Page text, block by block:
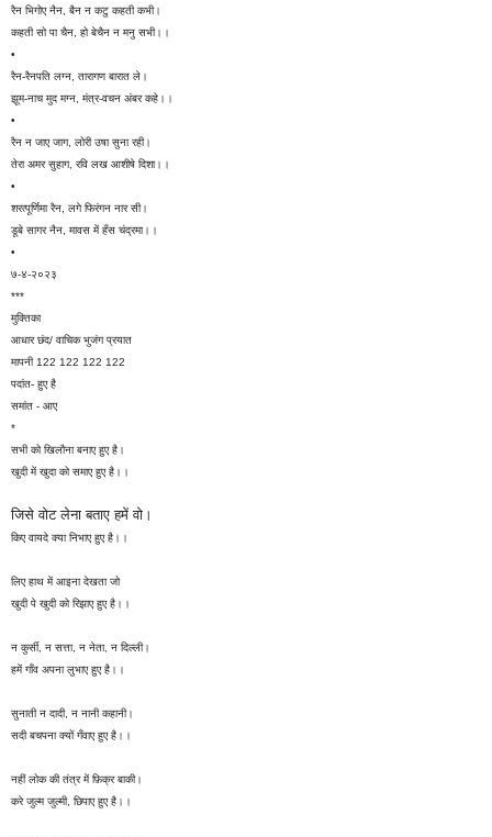
रैन भिगोए नैन, बैन न कटु कहती कभी।
कहती सो पा चैन, हो बेचैन न मनु सभी।।
•
रैन-रैनपति लग्न, तारागण बारात ले।
झूम-नाच मुद मग्न, मंत्र-वचन अंबर कहे।।
•
रैन न जाए जाग, लोरी उषा सुना रही।
तेरा अमर सुहाग, रवि लख आशीषे दिशा।।
•
शरत्पूर्णिमा रैन, लगे फिरंगन नार सी।
डूबे सागर नैन, मावस में हँस चंद्रमा।।
•
७-४-२०२३
***
मुक्तिका
आधार छंद/ वाचिक भुजंग प्रयात
मापनी 122 122 122 122
पदांत- हुए है
समांत - आए
*
सभी को खिलौना बनाए हुए है।
खुदी में खुदा को समाए हुए है।।
जिसे वोट लेना बताए हमें वो।
किए वायदे क्या निभाए हुए है।।
लिए हाथ में आइना देखता जो
खुदी पे खुदी को रिझाए हुए है।।
न कुर्सी, न सत्ता, न नेता, न दिल्ली।
हमें गाँव अपना लुभाए हुए है।।
सुनाती न दादी, न नानी कहानी।
सदी बचपना क्यों गँवाए हुए है।।
नहीं लोक की तंत्र में फ़िक्र बाकी।
करे जुल्म जुल्मी, छिपाए हुए है।।